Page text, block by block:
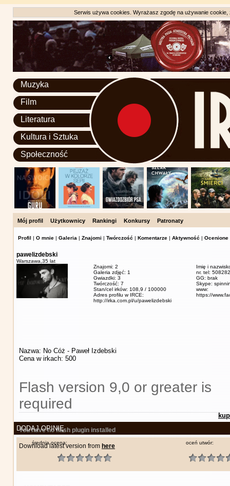
Serwis używa cookies. Wyrażasz zgodę na używanie
Muzyka
Film
Literatura
Kultura i Sztuka
Społeczność
Mój profil Użytkownicy Rankingi Konkursy Patronaty
Profil | O mnie | Galeria | Znajomi | Twórczość | Komentarze | Aktywność | Ocenione
pawelizdebski
Warszawa, 35 lat
Znajomi: 2
Galeria zdjęć: 1
Gwiazdki: 3
Twórczość: 7
Stan/cel irków: 108,9 / 100000
Adres profilu w IRCE:
http://irka.com.pl/u/pawelizdebski
Imię i
nr. tel:
GG: brak
Skype:
www:
https://
Nazwa: No Cóż - Paweł Izdebski
Cena w irkach: 500
Flash version 9,0 or greater is
required
You have no flash plugin installed
Download latest version from here
DODAJ OPINIĘ
średnia ocena: oceń utwór: